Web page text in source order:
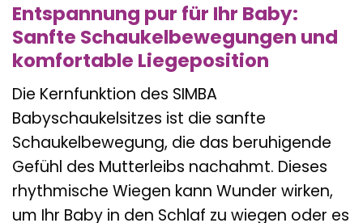
Entspannung pur für Ihr Baby:
Sanfte Schaukelbewegungen und
komfortable Liegeposition
Die Kernfunktion des SIMBA
Babyschaukelsitzes ist die sanfte
Schaukelbewegung, die das beruhigende
Gefühl des Mutterleibs nachahmt. Dieses
rhythmische Wiegen kann Wunder wirken,
um Ihr Baby in den Schlaf zu wiegen oder es